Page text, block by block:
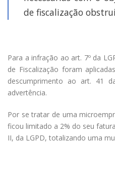
de fiscalização
Para a infração ao art. 7º da
de Fiscalização foram
descumprimento ao art. 41
advertência.
Por se tratar de uma
ficou limitado a 2% do seu
II, da LGPD, totalizando uma